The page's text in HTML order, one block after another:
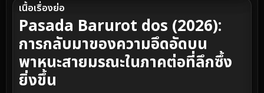
เนื้อเรื่องย่อ
Pasada Barurot dos (2026):
การกลับมาของความอึดอัดบน
พาหนะสายมรณะในภาคต่อที่ลึกซึ้ง
ยิ่งขึ้น